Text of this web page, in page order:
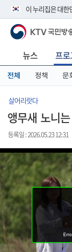
이 누리집은 대
공식 누리집 주소
니다.
이밖에 or.kr 또는
서 도메인 주소를
KTV 국민방송
뉴스 프
전체 정책 문
살어리랏다
앵무새 노니
등록일 : 2026.05.23 12:31